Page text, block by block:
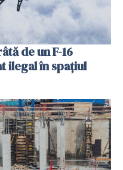
de un F-16
ilegal în spațiul